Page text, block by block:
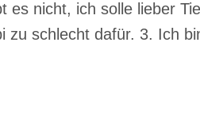
es nicht, ich solle lieber
zu schlecht dafür. 3. Ich